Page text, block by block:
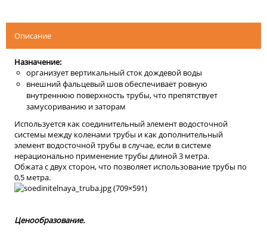
Описание
Назначение:
организует вертикальный сток дождевой воды
внешний фальцевый шов обеспечивает ровную
внутреннюю поверхность трубы, что препятствует
замусориванию и заторам
Используется как соединительный элемент водосточной
системы между коленами трубы и как дополнительный
элемент водосточной трубы в случае, если в системе
нерационально применение трубы длиной 3 метра.
Обжата с двух сторон, что позволяет использование трубы по
0,5 метра.
Ценообразование.